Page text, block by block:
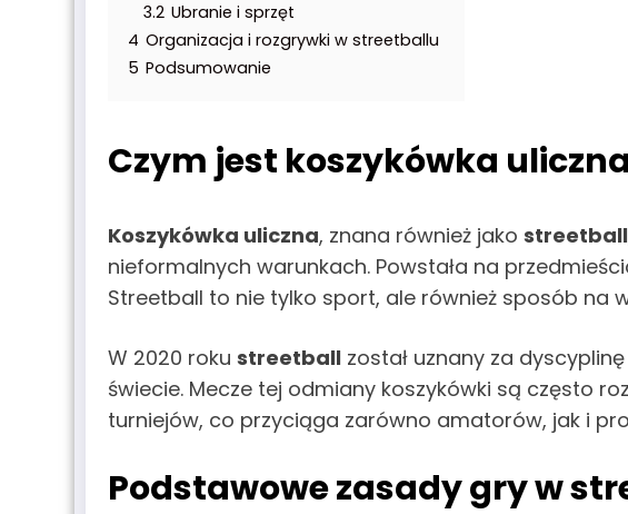
3.2 Ubranie i sprzęt
4 Organizacja i rozgrywki w streetballu
5 Podsumowanie
Czym jest koszykówka
Koszykówka uliczna, znana również jako streetball
nieformalnych warunkach. Powstała na
Streetball to nie tylko sport, ale również sposób na
W 2020 roku streetball został uznany za
świecie. Mecze tej odmiany koszykówki są często
turniejów, co przyciąga zarówno amatorów, jak i
Podstawowe zasady gry w